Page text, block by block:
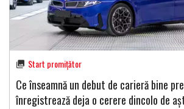
Start promițător
Ce înseamnă un debut de carieră bine
înregistrează deja o cerere dincolo de